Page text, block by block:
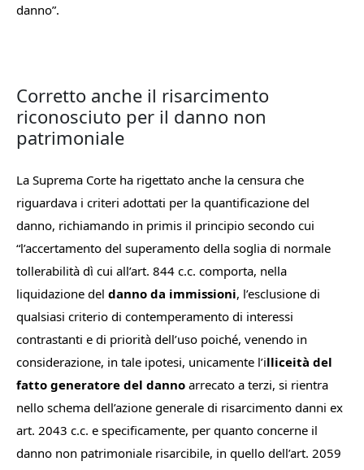
danno”.
Corretto anche il risarcimento
riconosciuto per il danno non
patrimoniale
La Suprema Corte ha rigettato anche la censura che
riguardava i criteri adottati per la quantificazione del
danno, richiamando in primis il principio secondo cui
“l’accertamento del superamento della soglia di normale
tollerabilità dì cui all’art. 844 c.c. comporta, nella
liquidazione del danno da immissioni, l’esclusione di
qualsiasi criterio di contemperamento di interessi
contrastanti e di priorità dell’uso poiché, venendo in
considerazione, in tale ipotesi, unicamente l’illiceità del
fatto generatore del danno arrecato a terzi, si rientra
nello schema dell’azione generale di risarcimento danni ex
art. 2043 c.c. e specificamente, per quanto concerne il
danno non patrimoniale risarcibile, in quello dell’art. 2059